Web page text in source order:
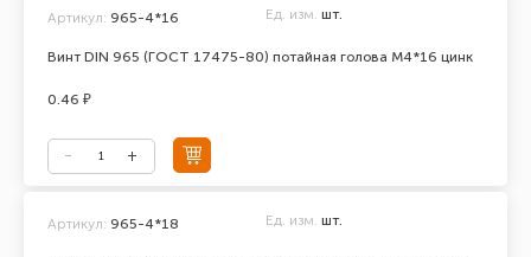
Винт DIN 965 (ГОСТ 17475-80) потайная голова М4*16 цинк
Артикул: 965-4*16 Ед. изм. шт.
0.46 ₽
Артикул: 965-4*18 Ед. изм. шт.